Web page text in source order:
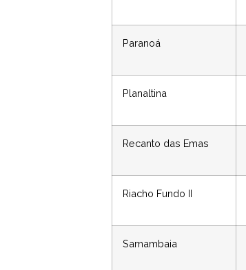
Paranoá
Planaltina
Recanto das Emas
Riacho Fundo II
Samambaia